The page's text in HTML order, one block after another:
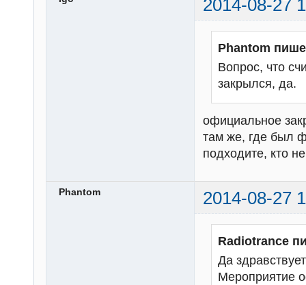
2014-08-27
Phantom
Вопрос, что
закрылся, да.
официальное
там же, где был
подходите, кто
Phantom 2014-08-27
Radiotrance
Да
Мероприятие